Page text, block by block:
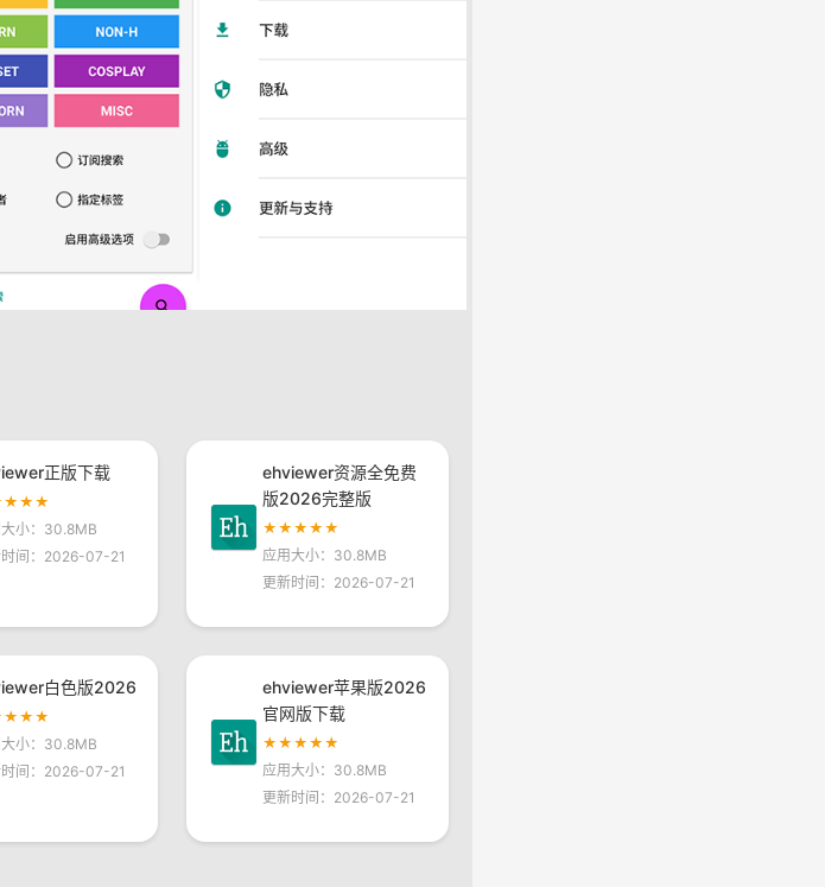
正版下载
小：30.8MB
时间：2026-07-21
ehviewer资源全免费
版2026完整版
★★★★★
应用大小：30.8MB
更新时间：2026-07-21
白色版2026
小：30.8MB
时间：2026-07-21
ehviewer苹果版2026
官网版下载
★★★★★
应用大小：30.8MB
更新时间：2026-07-21